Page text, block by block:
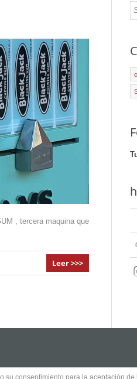
, tercera maquina que
Leer >>>
consentimiento para la aceptación